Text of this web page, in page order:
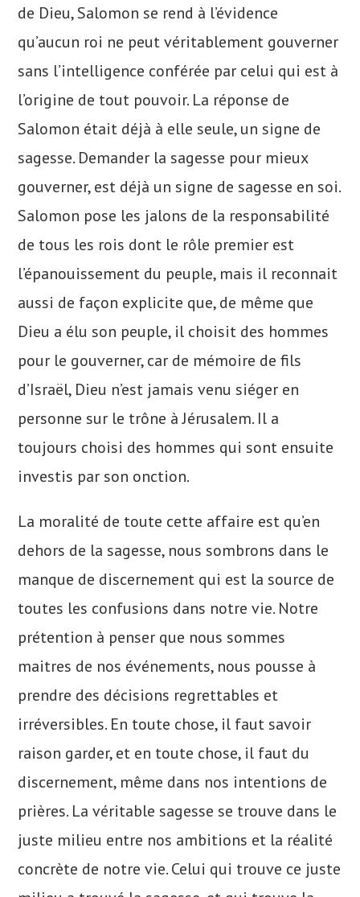
de Dieu, Salomon se rend à l’évidence
qu’aucun roi ne peut véritablement gouverner
sans l’intelligence conférée par celui qui est à
l’origine de tout pouvoir. La réponse de
Salomon était déjà à elle seule, un signe de
sagesse. Demander la sagesse pour mieux
gouverner, est déjà un signe de sagesse en soi.
Salomon pose les jalons de la responsabilité
de tous les rois dont le rôle premier est
l’épanouissement du peuple, mais il reconnait
aussi de façon explicite que, de même que
Dieu a élu son peuple, il choisit des hommes
pour le gouverner, car de mémoire de fils
d’Israël, Dieu n’est jamais venu siéger en
personne sur le trône à Jérusalem. Il a
toujours choisi des hommes qui sont ensuite
investis par son onction.
La moralité de toute cette affaire est qu’en
dehors de la sagesse, nous sombrons dans le
manque de discernement qui est la source de
toutes les confusions dans notre vie. Notre
prétention à penser que nous sommes
maitres de nos événements, nous pousse à
prendre des décisions regrettables et
irréversibles. En toute chose, il faut savoir
raison garder, et en toute chose, il faut du
discernement, même dans nos intentions de
prières. La véritable sagesse se trouve dans le
juste milieu entre nos ambitions et la réalité
concrète de notre vie. Celui qui trouve ce juste